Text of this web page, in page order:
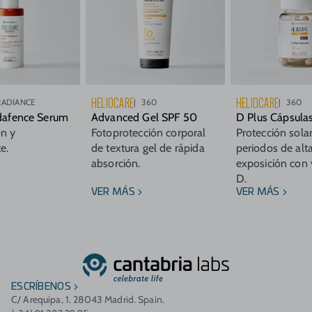
Serum
y
HELIOCARE 360
Advanced Gel SPF 50
Fotoprotección corporal
de textura gel de rápida
absorción.
VER MÁS
HELIOCARE 360
D Plus
Protección
periodos de
exposición con
D.
VER MÁS
ESCRÍBENOS
C/ Arequipa, 1. 28043 Madrid. Spain.